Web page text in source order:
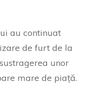
au continuat
de furt de la
unor
mare de piață.